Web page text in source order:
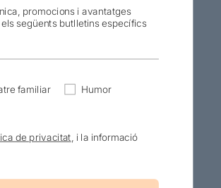
promocions i avantatges
següents butlletins específics
familiar Humor
de privacitat , i la informació